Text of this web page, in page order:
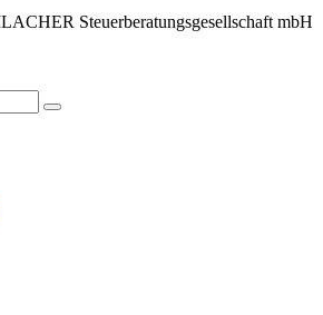
Steuerberatungsgesellschaft mbH